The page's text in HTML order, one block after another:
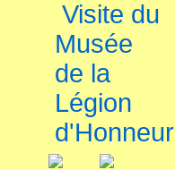
Visite du
Musée
de la
Légion
d'Honneur